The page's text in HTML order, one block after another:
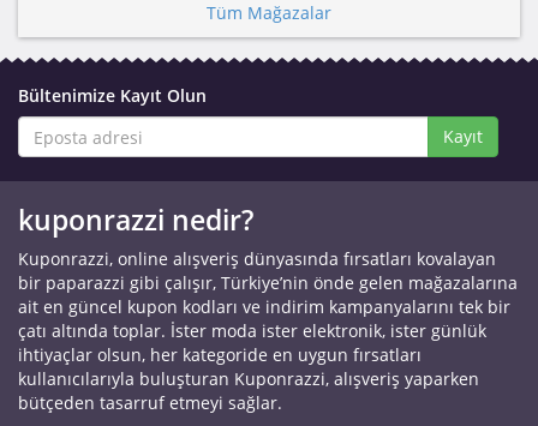
Tüm Mağazalar
Bültenimize Kayıt Olun
Kayıt
kuponrazzi nedir?
Kuponrazzi, online alışveriş dünyasında fırsatları kovalayan
bir paparazzi gibi çalışır, Türkiye’nin önde gelen mağazalarına
ait en güncel kupon kodları ve indirim kampanyalarını tek bir
çatı altında toplar. İster moda ister elektronik, ister günlük
ihtiyaçlar olsun, her kategoride en uygun fırsatları
kullanıcılarıyla buluşturan Kuponrazzi, alışveriş yaparken
bütçeden tasarruf etmeyi sağlar.